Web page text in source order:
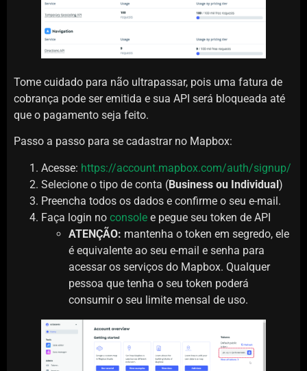
Tome cuidado para não ultrapassar, pois uma fatura de
cobrança pode ser emitida e sua API será bloqueada até
que o pagamento seja feito.
Passo a passo para se cadastrar no Mapbox:
Acesse: https://account.mapbox.com/auth/signup/
Selecione o tipo de conta (Business ou Individual)
Preencha todos os dados e confirme o seu e-mail.
Faça login no console e pegue seu token de API
ATENÇÃO: mantenha o token em segredo, ele
é equivalente ao seu e-mail e senha para
acessar os serviços do Mapbox. Qualquer
pessoa que tenha o seu token poderá
consumir o seu limite mensal de uso.